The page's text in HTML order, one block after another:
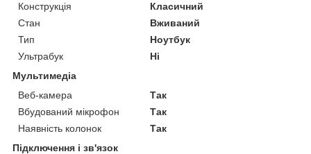
Конструкція
Класичний
Стан
Вживаний
Тип
Ноутбук
Ультрабук
Ні
Мультимедіа
Веб-камера
Так
Вбудований мікрофон
Так
Наявність колонок
Так
Підключення і зв'язок